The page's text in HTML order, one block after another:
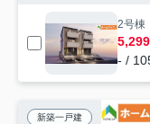
2号棟
- /
新築一戸建